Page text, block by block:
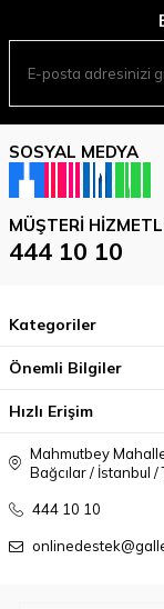
SOSYAL MEDYA
MÜŞTERI
444 10 10
Kategoriler
Önemli Bilgiler
Hızlı Erişim
Mahmutbey
Bağcılar / İstanbul /
444 10 10